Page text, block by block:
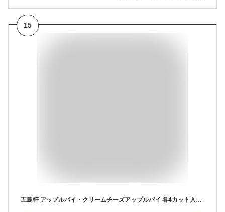
15
五島軒 アップルパイ・クリームチーズアップルパイ 各4カット入×各1個 老舗 北海道 パイ チーズ お取り寄せ お取り寄せスイーツ 贈り物 デザート 焼菓子 洋菓子 ギフト 函館 母の日